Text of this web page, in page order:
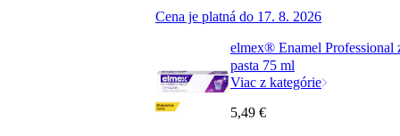
Cena je platná do 17. 8. 2026
elmex® Enamel Professional
pasta 75 ml
Viac z kategórie
5,49 €